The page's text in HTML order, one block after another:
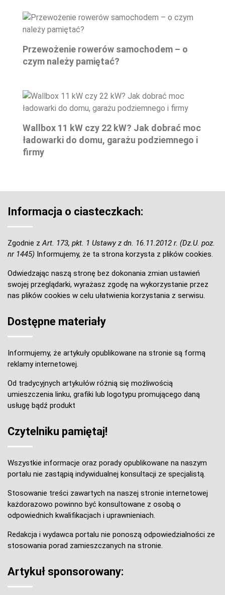
Przewożenie rowerów samochodem – o
czym należy pamiętać?
Wallbox 11 kW czy 22 kW? Jak dobrać moc
ładowarki do domu, garażu podziemnego i
firmy
Informacja o ciasteczkach:
Zgodnie z Art. 173, pkt. 1 Ustawy z dn. 16.11.2012 r. (Dz.U. poz.
nr 1445) Informujemy, że ta strona korzysta z plików cookies.
Odwiedzając naszą stronę bez dokonania zmian ustawień
swojej przeglądarki, wyrażasz zgodę na wykorzystanie przez
nas plików cookies w celu ułatwienia korzystania z serwisu.
Dostępne materiały
Informujemy, że artykuły opublikowane na stronie są formą
reklamy internetowej.
Od tradycyjnych artykułów różnią się możliwością
umieszczenia linku, grafiki lub logotypu promującego daną
usługę bądź produkt
Czytelniku pamiętaj!
Wszystkie informacje oraz porady opublikowane na naszym
portalu nie zastąpią indywidualnej konsultacji ze specjalistą.
Stosowanie treści zawartych na naszej stronie internetowej
każdorazowo powinno być konsultowane z osobą o
odpowiednich kwalifikacjach i uprawnieniach.
Redakcja i wydawca portalu nie ponoszą odpowiedzialności ze
stosowania porad zamieszczanych na stronie.
Artykuł sponsorowany: